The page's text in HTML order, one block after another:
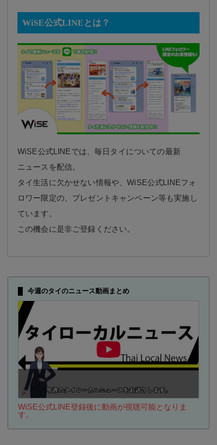
WiSE公式LINEとは？
WiSE公式LINEでは、毎日タイについての最新
ニュースを配信。
タイ生活に欠かせない情報や、WiSE公式LINEフォ
ロワー限定の、プレゼントキャンペーン等も実施し
ています。
この機会に是非ご登録ください。
今週のタイのニュース動画まとめ
WiSE公式LINE登録後に動画が視聴可能となりま
す。